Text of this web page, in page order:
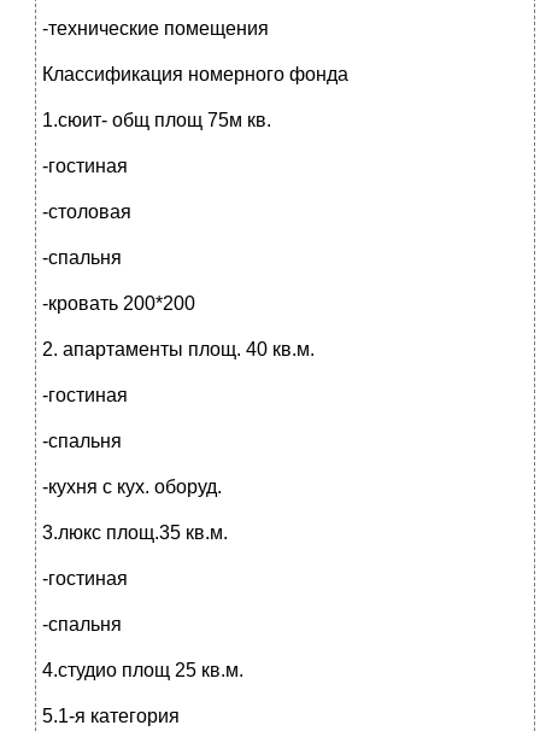
-технические помещения
Классификация номерного фонда
1.сюит- общ площ 75м кв.
-гостиная
-столовая
-спальня
-кровать 200*200
2. апартаменты площ. 40 кв.м.
-гостиная
-спальня
-кухня с кух. оборуд.
3.люкс площ.35 кв.м.
-гостиная
-спальня
4.студио площ 25 кв.м.
5.1-я категория